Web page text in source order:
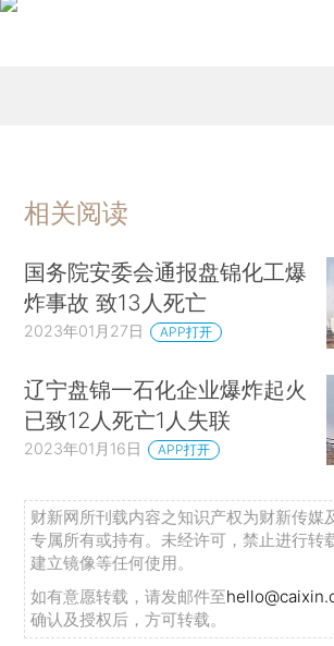
相关阅读
国务院安委会通报盘锦化工爆
炸事故 致13人死亡
2023年01月27日 APP打开
辽宁盘锦一石化企业爆炸起火
已致12人死亡1人失联
2023年01月16日 APP打开
财新网所刊载内容之知识产权为财新传媒
专属所有或持有。未经许可，禁止进行转
建立镜像等任何使用。
如有意愿转载，请发邮件至
确认及授权后，方可转载。